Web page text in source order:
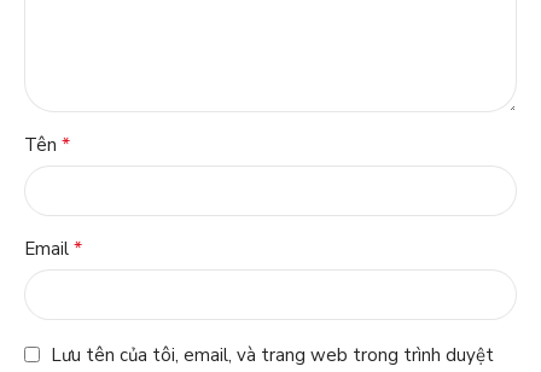
Tên *
Email *
Lưu tên của tôi, email, và trang web trong trình duyệt